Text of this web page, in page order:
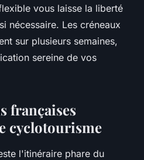
vous laisse la liberté
nécessaire. Les créneaux
sur plusieurs semaines,
sereine de vos
françaises
cyclotourisme
l'itinéraire phare du